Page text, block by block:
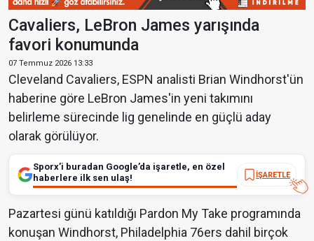
Cavaliers, LeBron James yarışında
favori konumunda
07 Temmuz 2026 13:33
Cleveland Cavaliers, ESPN analisti Brian Windhorst'ün
haberine göre LeBron James'in yeni takımını
belirleme sürecinde lig genelinde en güçlü aday
olarak görülüyor.
Sporx’i buradan Google’da işaretle, en özel
haberlere ilk sen ulaş!
İŞARETLE
Pazartesi günü katıldığı Pardon My Take programında
konuşan Windhorst, Philadelphia 76ers dahil birçok